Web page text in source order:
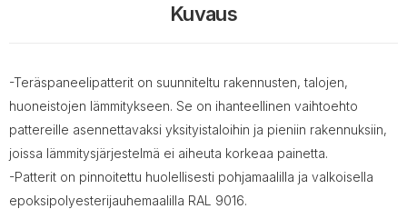
Kuvaus
-Teräspaneelipatterit on suunniteltu rakennusten, talojen,
huoneistojen lämmitykseen. Se on ihanteellinen vaihtoehto
pattereille asennettavaksi yksityistaloihin ja pieniin rakennuksiin,
joissa lämmitysjärjestelmä ei aiheuta korkeaa painetta.
-Patterit on pinnoitettu huolellisesti pohjamaalilla ja valkoisella
epoksipolyesterijauhemaalilla RAL 9016.